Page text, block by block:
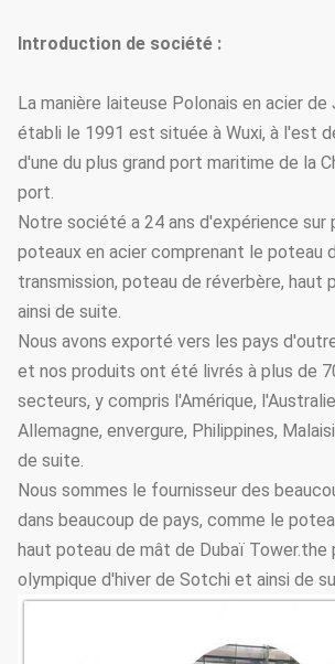
du zingage
capacité d'Anti-
vent
corrosive
années ≥20
Couche de
revêtement
Épaisseur ≥100um
adhésif
Options en acier
de taille de
Polonais
Type options de
d'éclairage
Conique, polygonal
Introduction de société :
La manière laiteuse Polonais en acier de
établi le 1991 est située à Wuxi, à l'est
d'une du plus grand port maritime de la
port.
Notre société a 24 ans d'expérience sur
poteaux en acier comprenant le poteau
transmission, poteau de réverbère, haut
ainsi de suite.
Nous avons exporté vers les pays
et nos produits ont été livrés à plus de
secteurs, y compris l'Amérique,
Allemagne, envergure, Philippines,
de suite.
Nous sommes le fournisseur des
dans beaucoup de pays, comme le
haut poteau de mât de Dubaï Tower.the
olympique d'hiver de Sotchi et ainsi de